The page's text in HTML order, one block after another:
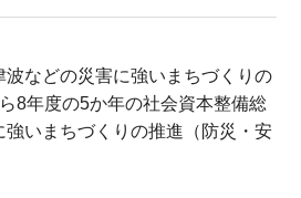
などの災害に強いまちづくりの
8年度の5か年の社会資本整備総
いまちづくりの推進（防災・安